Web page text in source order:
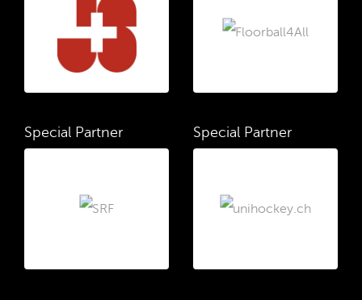
Special Partner Special Partner